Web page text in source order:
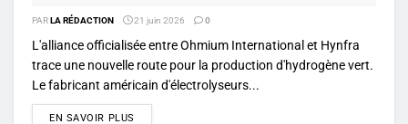
PARLA RÉDACTION 21 juin 2026 0
L'alliance officialisée entre Ohmium International et Hynfra
trace une nouvelle route pour la production d'hydrogène vert.
Le fabricant américain d'électrolyseurs...
EN SAVOIR PLUS